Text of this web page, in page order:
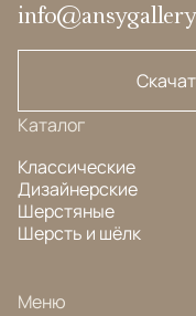
Каталог
Классические
Дизайнерские
Шерстяные
Шерсть и шёлк
Меню